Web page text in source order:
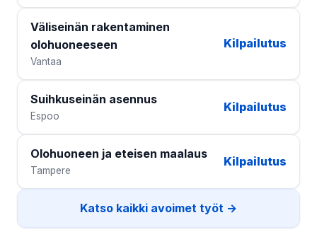
Väliseinän rakentaminen
olohuoneeseen
Vantaa
Kilpailutus
Suihkuseinän asennus
Espoo
Kilpailutus
Olohuoneen ja eteisen maalaus
Tampere
Kilpailutus
Katso kaikki avoimet työt →